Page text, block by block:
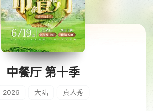
暂无观看影片的记录
中餐厅 第十季
2026 大陆 真人秀